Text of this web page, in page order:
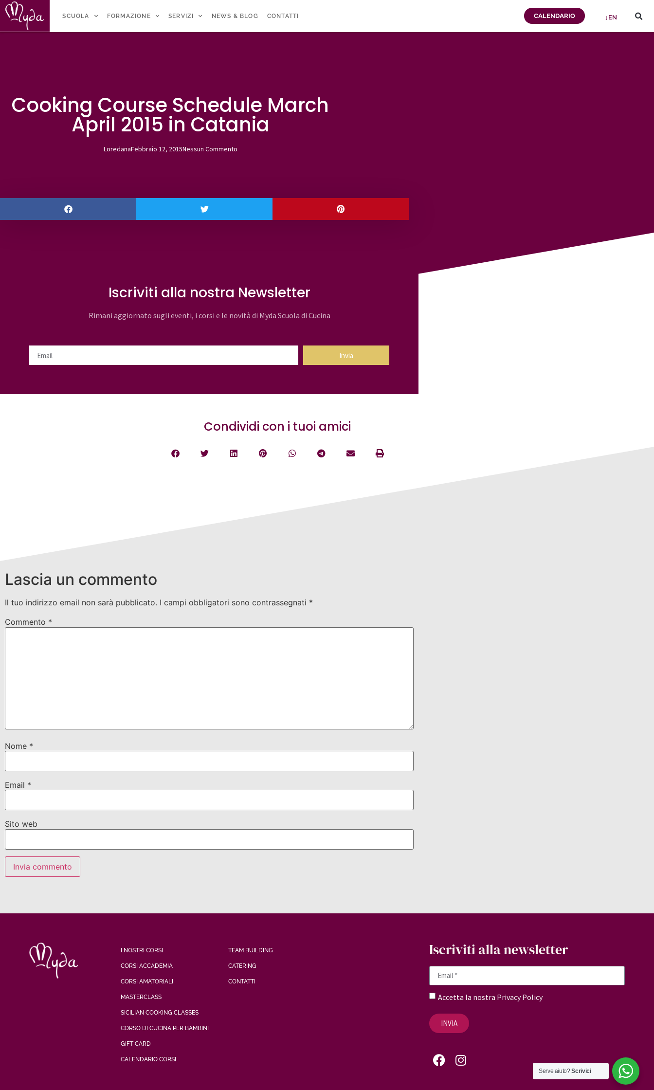
SCUOLA FORMAZIONE SERVIZI NEWS & BLOG CONTATTI CALENDARIO ↓EN
Cooking Course Schedule March
April 2015 in Catania
LoredanaFebbraio 12, 2015Nessun Commento
Iscriviti alla nostra Newsletter
Rimani aggiornato sugli eventi, i corsi e le novità di Myda Scuola di Cucina
Invia
Condividi con i tuoi amici
Lascia un commento
Il tuo indirizzo email non sarà pubblicato. I campi obbligatori sono contrassegnati *
Commento *
Nome *
Email *
Sito web
I NOSTRI CORSI
CORSI ACCADEMIA
CORSI AMATORIALI
MASTERCLASS
SICILIAN COOKING CLASSES
CORSO DI CUCINA PER BAMBINI
GIFT CARD
CALENDARIO CORSI
TEAM BUILDING
CATERING
CONTATTI
Iscriviti alla newsletter
Accetta la nostra Privacy Policy
INVIA
Serve aiuto?Scrivici